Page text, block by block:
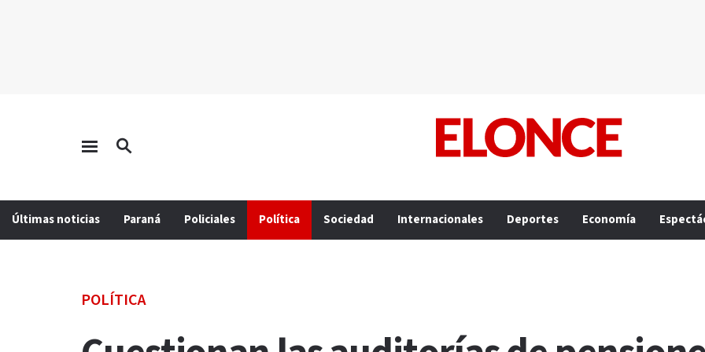
Últimas noticias Paraná Policiales Política Sociedad Internacionales Deportes Economía
POLÍTICA